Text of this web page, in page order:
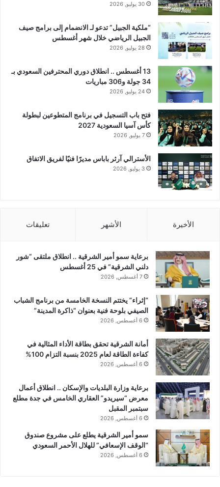
30 يوليو, 2026
“ملكية الجبيل” تدعو لـ الانضمام إلى برامج صيف
الجبيل الرياضي خلال شهر أغسطس
28 يوليو, 2026
13 أغسطس .. انطلاق دوري المحترفين السعودي بـ
34 جولة و306 مباريات
24 يوليو, 2026
فتح باب التسجيل في برنامج المتطوعين لبطولة
كأس آسيا السعودية 2027
7 يوليو, 2026
الأسترالي آرثر باباس مديرًا فنيًا لفريق الاتفاق
3 يوليو, 2026
الأخيرة الأشهر تعليقات
برعاية سمو أمير الشرقية .. انطلاق ملتقى “شور
دلني الشرقية” في 25 أغسطس
7 أغسطس, 2026
“إثراء” يختتم النسخة الخامسة من برنامج الشباب
الصيفي بلوحة فنية بعنوان “ذاكرة المدينة”
6 أغسطس, 2026
أمانة الشرقية تحقق بطاقة الأداء المثالية في
كفاءة الطاقة لعام 2025 بنسبة التزام 100%
6 أغسطس, 2026
برعاية وزارة البلديات والإسكان .. انطلاق أعمال
معرض “سيريدو” العقاري الخامس في جدة مطلع
سبتمبر المقبل
6 أغسطس, 2026
سمو أمير الشرقية يطلع على مشروع صندوق
“الوقف الإسعافي” للهلال الأحمر السعودي
6 أغسطس, 2026